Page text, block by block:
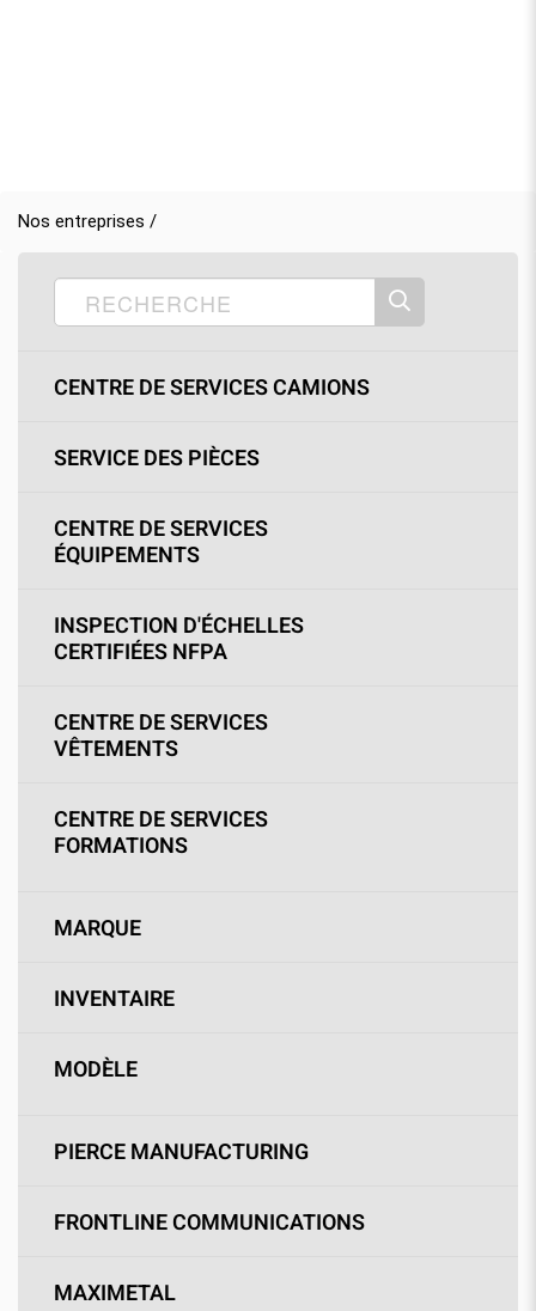
Nos entreprises /
CENTRE DE SERVICES CAMIONS
SERVICE DES PIÈCES
CENTRE DE SERVICES
ÉQUIPEMENTS
INSPECTION D'ÉCHELLES
CERTIFIÉES NFPA
CENTRE DE SERVICES
VÊTEMENTS
CENTRE DE SERVICES
FORMATIONS
MARQUE
INVENTAIRE
MODÈLE
PIERCE MANUFACTURING
FRONTLINE COMMUNICATIONS
MAXIMETAL